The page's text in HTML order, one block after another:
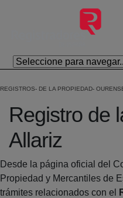
Salta al contingut principal
REGISTROS DE LA PROPIEDAD
Registro de
Allariz
Desde la página oficial del
Propiedad y Mercantiles de
trámites relacionados con el